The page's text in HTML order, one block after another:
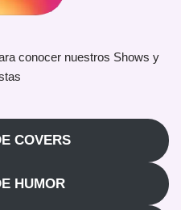
conocer nuestros Shows y
COVERS
HUMOR